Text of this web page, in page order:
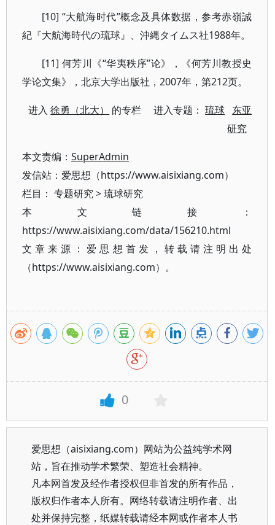
[10] “大航海时代”概念及具体数据，参考赤嶺誠
紀『大航海時代の琉球』、沖縄タイムス社1988年。
[11] 何芳川《“华夷秩序”论》，《何芳川教授史
学论文集》，北京大学出版社，2007年，第212页。
进入徐勇（北大） 的专栏 进入专题：琉球 东亚
研究
本文责编： SuperAdmin
发信站：爱思想（https://www.aisixiang.com）
栏目： 专题研究>琉球研究
本文链接：
https://www.aisixiang.com/data/156210.html
文章来源：爱思想首发，转载请注明出处
（https://www.aisixiang.com）。
0
爱思想（aisixiang.com）网站为公益纯学术网
站，旨在推动学术繁荣、塑造社会精神。
凡本网首发及经作者授权但非首发的所有作品，
版权归作者本人所有。网络转载请注明作者、出
处并保持完整，纸媒转载请经本网或作者本人书